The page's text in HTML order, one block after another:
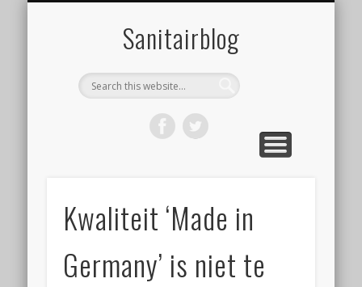
Sanitairblog
Kwaliteit ‘Made in
Germany’ is niet te